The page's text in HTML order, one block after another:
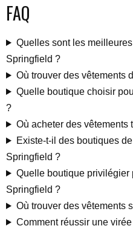
FAQ
Quelles sont les
Springfield ?
Où trouver des vêtements
Quelle boutique choisir
?
Où acheter des
Existe-t-il des boutiques
Springfield ?
Quelle boutique privilégier
Springfield ?
Où trouver des vêtements
Comment réussir une